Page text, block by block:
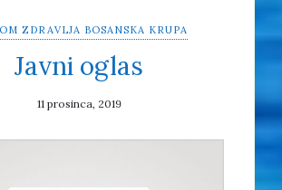
ZDRAVLJA BOSANSKA KRUPA
Javni oglas
11 prosinca, 2019